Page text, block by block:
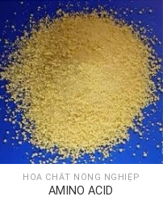
HÓA CHẤT NÔNG NGHIỆP
AMINO ACID